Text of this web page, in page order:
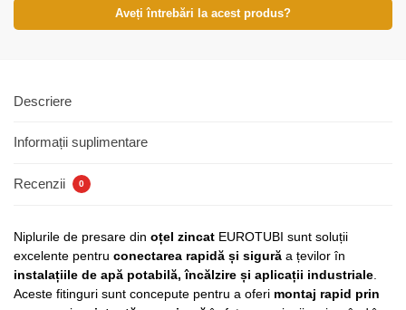
Aveți întrebări la acest produs?
Descriere
Informații suplimentare
Recenzii 0
Niplurile de presare din oțel zincat EUROTUBI sunt soluții
excelente pentru conectarea rapidă și sigură a țevilor în
instalațiile de apă potabilă, încălzire și aplicații industriale
Aceste fitinguri sunt concepute pentru a oferi montaj rapid prin